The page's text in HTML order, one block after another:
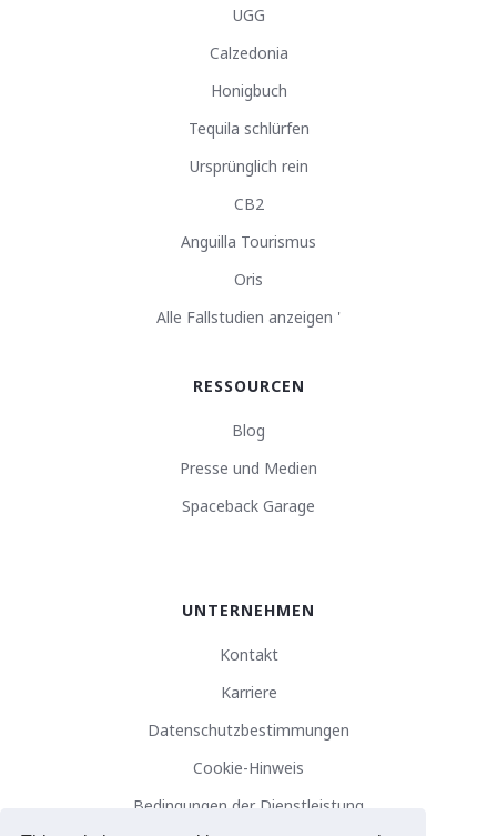
UGG
Calzedonia
Honigbuch
Tequila schlürfen
Ursprünglich rein
CB2
Anguilla Tourismus
Oris
Alle Fallstudien anzeigen '
RESSOURCEN
Blog
Presse und Medien
Spaceback Garage
UNTERNEHMEN
Kontakt
Karriere
Datenschutzbestimmungen
Cookie-Hinweis
Bedingungen der Dienstleistung